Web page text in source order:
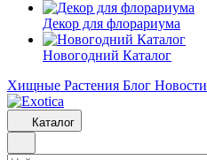
Декор для флорариума
Новогодний Каталог
Хищные Растения Блог Новости
Каталог